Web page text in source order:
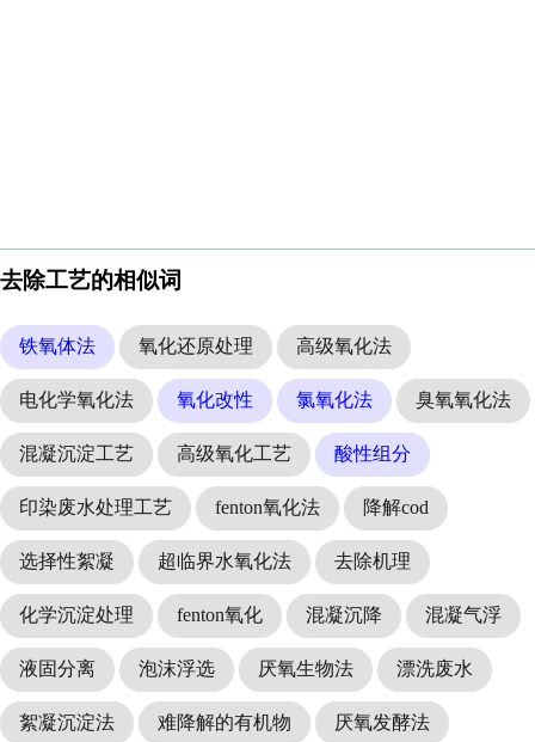
去除工艺的相似词
铁氧体法 氧化还原处理 高级氧化法
电化学氧化法 氧化改性 氯氧化法 臭氧氧化法
混凝沉淀工艺 高级氧化工艺 酸性组分
印染废水处理工艺 fenton氧化法 降解cod
选择性絮凝 超临界水氧化法 去除机理
化学沉淀处理 fenton氧化 混凝沉降 混凝气浮
液固分离 泡沫浮选 厌氧生物法 漂洗废水
絮凝沉淀法 难降解的有机物 厌氧发酵法